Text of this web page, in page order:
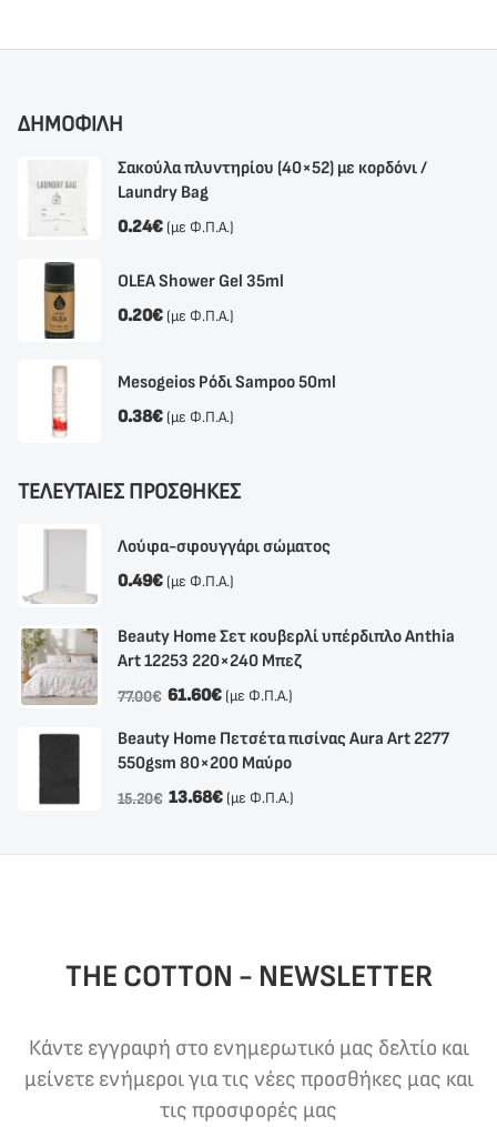
ΔΗΜΟΦΙΛΗ
Σακούλα πλυντηρίου (40×52) με κορδόνι /
Laundry Bag
0.24€ (με Φ.Π.Α.)
OLEA Shower Gel 35ml
0.20€ (με Φ.Π.Α.)
Mesogeios Ρόδι Sampoo 50ml
0.38€ (με Φ.Π.Α.)
ΤΕΛΕΥΤΑΙΕΣ ΠΡΟΣΘΗΚΕΣ
Λούφα-σφουγγάρι σώματος
0.49€ (με Φ.Π.Α.)
Beauty Home Σετ κουβερλί υπέρδιπλο Anthia
Αrt 12253 220×240 Μπεζ
77.00€ 61.60€ (με Φ.Π.Α.)
Beauty Home Πετσέτα πισίνας Aura Art 2277
550gsm 80×200 Μαύρο
15.20€ 13.68€ (με Φ.Π.Α.)
THE COTTON - NEWSLETTER
Κάντε εγγραφή στο ενημερωτικό μας δελτίο και
μείνετε ενήμεροι για τις νέες προσθήκες μας και
τις προσφορές μας